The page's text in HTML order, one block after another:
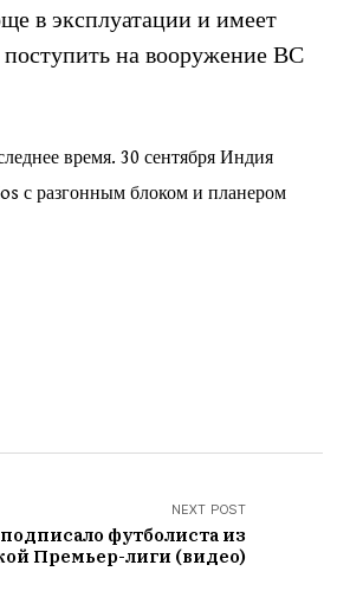
в эксплуатации и имеет
на вооружение ВС
время. 30 сентября Индия
с разгонным блоком и планером
NEXT POST
футболиста из
Премьер-лиги (видео)